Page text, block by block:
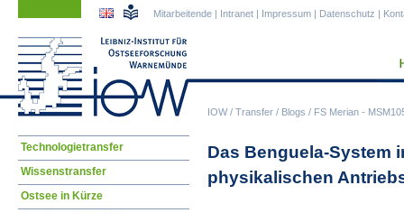
IOW/ Transfer / Blogs / FS Merian -
Mitarbeitende | Intranet | Impressum | Datenschutz |
Das Benguela-System
physikalischen
Navigation
überspringen
Technologietransfer
Wissenstransfer
Ostsee in Kürze